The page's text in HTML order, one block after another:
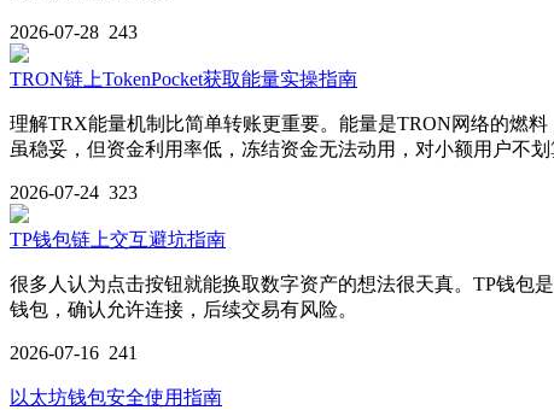
2026-07-28 243
TRON链上TokenPocket获取能量实操指南
理解TRX能量机制比简单转账更重要。能量是TRON网络的燃
虽稳妥，但资金利用率低，冻结资金无法动用，对小额用户不划
2026-07-24 323
TP钱包链上交互避坑指南
很多人认为点击按钮就能换取数字资产的想法很天真。TP钱包
钱包，确认允许连接，后续交易有风险。
2026-07-16 241
以太坊钱包安全使用指南